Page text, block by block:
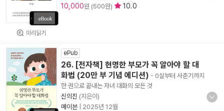
미리읽기
10,000원 (500원) 10.0
ePub
26. [전자책] 현명한 부모가 꼭 알아야 할 대
화법 (20만 부 기념 에디션) - 0살부터 사춘기까지
한 권으로 끝내는 자녀 대화의 모든 것
신의진 (지은이)
메이븐
2025년 12월